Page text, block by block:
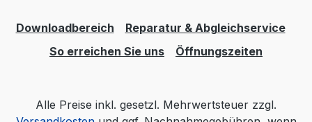
Downloadbereich
Reparatur & Abgleichservice
So erreichen Sie uns
Öffnungszeiten
Alle Preise inkl. gesetzl. Mehrwertsteuer zzgl.